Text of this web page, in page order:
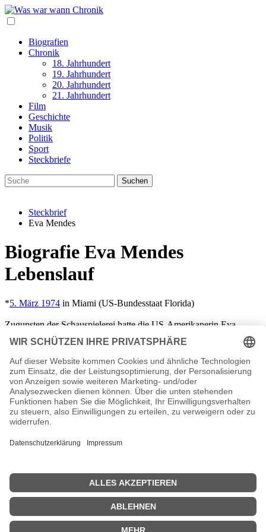
Biografien
Chronik
18. Jahrhundert
19. Jahrhundert
20. Jahrhundert
21. Jahrhundert
Film
Geschichte
Musik
Politik
Sport
Steckbriefe
Steckbrief
Eva Mendes
Biografie Eva Mendes
Lebenslauf
*5. März 1974 in Miami (US-Bundesstaat Florida)
Zugunsten der Schauspielerei hatte die US-Amerikanerin Eva
Mendes das Studium der Betriebswirtschaft aufgegeben. Sie wurde
2001 einem größeren Publikum durch ihre Nebenrolle in „Training
Day“ bekannt, nachdem sie vordem einige Werbesport gedreht und
kleinere Gastrollen inTV-Serienangenommen hatte. Ebenfalls 2001
war sie im Actionfilm „Exit Wounds – Die Copjäger“ zu sehen.
Weitere größere Rollen folgten. Seit 2008 ist Eva Mendes auch als
Model tätig, wobei einige Aufnahmen zu Protesten führten und sie
so erneut in die Schlagzeilen brachten. Seit 2011ist die
Schauspielerin mit ihrem Kollegen Ryan Gosling liiert. 2014 kam
etc.
n.n.v. - Die offizielle Eva Mendes Homepage
Movies Eva Mendes Filme